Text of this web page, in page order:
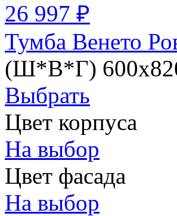
26 997 ₽
Тумба Венето
(Ш*В*Г)
Выбрать
Цвет корпуса
На выбор
Цвет фасада
На выбор